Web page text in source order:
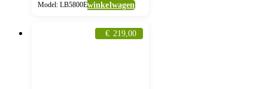
Model: LB5800Ewinkelwagen
€ 219,00